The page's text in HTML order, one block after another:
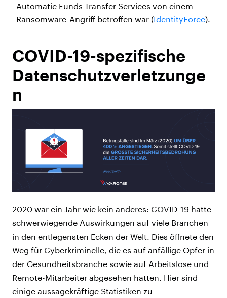
Automatic Funds Transfer Services von einem
Ransomware-Angriff betroffen war (IdentityForce).
COVID-19-spezifische
Datenschutzverletzunge
n
2020 war ein Jahr wie kein anderes: COVID-19 hatte
schwerwiegende Auswirkungen auf viele Branchen
in den entlegensten Ecken der Welt. Dies öffnete den
Weg für Cyberkriminelle, die es auf anfällige Opfer in
der Gesundheitsbranche sowie auf Arbeitslose und
Remote-Mitarbeiter abgesehen hatten. Hier sind
einige aussagekräftige Statistiken zu